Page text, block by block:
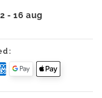
- 16 aug